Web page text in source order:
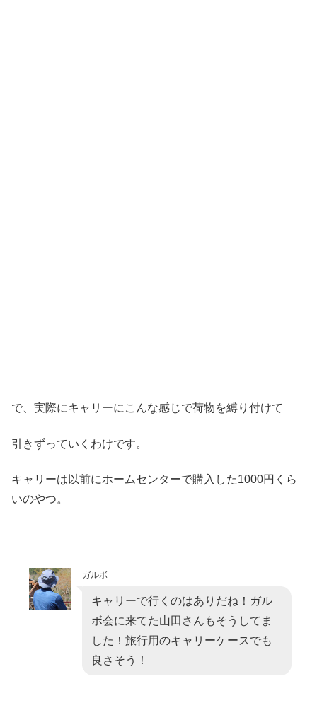
で、実際にキャリーにこんな感じで荷物を縛り付けて
引きずっていくわけです。
キャリーは以前にホームセンターで購入した1000円くら
いのやつ。
ガルボ
キャリーで行くのはありだね！ガル
ボ会に来てた山田さんもそうしてま
した！旅行用のキャリーケースでも
良さそう！